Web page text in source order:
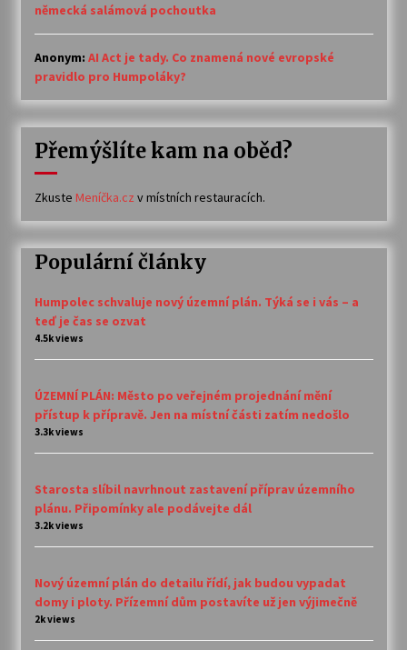
německá salámová pochoutka
Anonym: AI Act je tady. Co znamená nové evropské
pravidlo pro Humpoláky?
Přemýšlíte kam na oběd?
Zkuste Meníčka.cz v místních restauracích.
Populární články
Humpolec schvaluje nový územní plán. Týká se i vás – a
teď je čas se ozvat
4.5k views
ÚZEMNÍ PLÁN: Město po veřejném projednání mění
přístup k přípravě. Jen na místní části zatím nedošlo
3.3k views
Starosta slíbil navrhnout zastavení příprav územního
plánu. Připomínky ale podávejte dál
3.2k views
Nový územní plán do detailu řídí, jak budou vypadat
domy i ploty. Přízemní dům postavíte už jen výjimečně
2k views